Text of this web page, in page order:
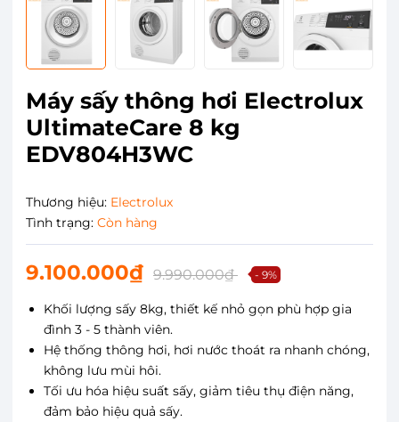
Máy sấy thông hơi Electrolux
UltimateCare 8 kg
EDV804H3WC
Thương hiệu: Electrolux
Tình trạng: Còn hàng
9.100.000₫ 9.990.000₫ - 9%
Khối lượng sấy 8kg, thiết kế nhỏ gọn phù hợp gia
đình 3 - 5 thành viên.
Hệ thống thông hơi, hơi nước thoát ra nhanh chóng,
không lưu mùi hôi.
Tối ưu hóa hiệu suất sấy, giảm tiêu thụ điện năng,
đảm bảo hiệu quả sấy.